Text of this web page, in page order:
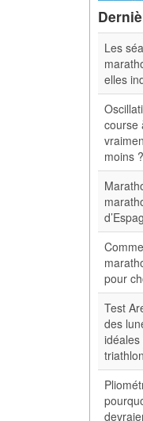
Les
elles
course
moins ?
pour
Test
des
idéales
triathlon